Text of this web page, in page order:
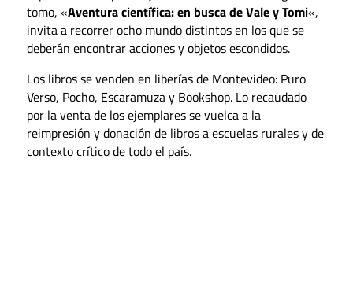
tomo, «Aventura científica: en busca de Vale y Tomi«,
invita a recorrer ocho mundo distintos en los que se
deberán encontrar acciones y objetos escondidos.
Los libros se venden en liberías de Montevideo: Puro
Verso, Pocho, Escaramuza y Bookshop. Lo recaudado
por la venta de los ejemplares se vuelca a la
reimpresión y donación de libros a escuelas rurales y de
contexto crítico de todo el país.